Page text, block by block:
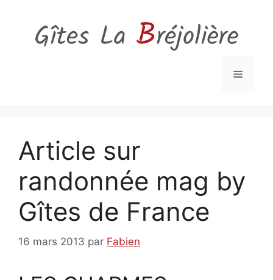
contenu
Menu
Article sur
randonnée mag by
Gîtes de France
16 mars 2013 par Fabien